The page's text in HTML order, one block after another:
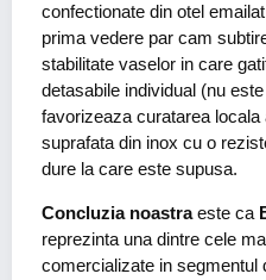
confectionate din otel
prima vedere par cam
stabilitate vaselor in care
detasabile individual (nu
favorizeaza curatarea locala
suprafata din inox cu o
dure la care este supusa.
Concluzia noastraeste ca
reprezinta una dintre cele
comercializate in segmentul